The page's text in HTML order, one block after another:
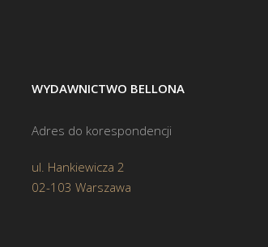
WYDAWNICTWO BELLONA
Adres do korespondencji
ul. Hankiewicza 2
02-103 Warszawa